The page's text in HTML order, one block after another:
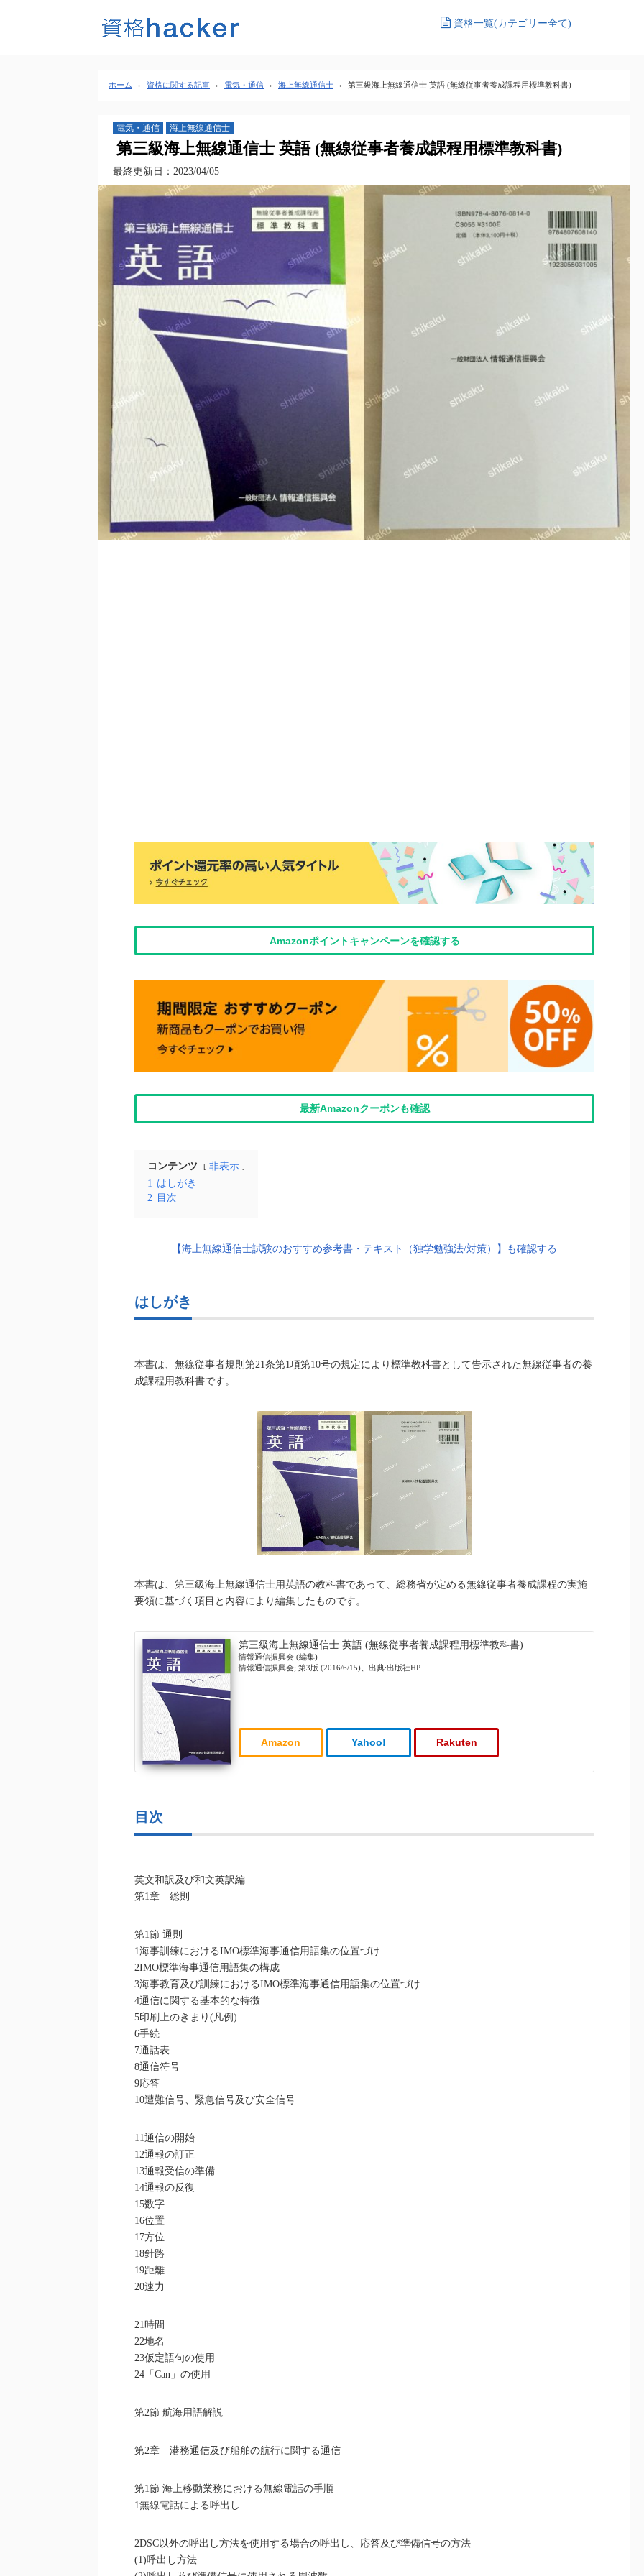
資格一覧(カテゴリー全て)
ホーム › 資格に関する記事 › 電気・通信 › 海上無線通信士 › 第三級海上無線通信士 英語 (無線従事者養成課程用標準教科書)
電気・通信 海上無線通信士
第三級海上無線通信士 英語 (無線従事者養成課程用標準教科書)
最終更新日：2023/04/05
Amazonポイントキャンペーンを確認する
最新Amazonクーポンも確認
コンテンツ
非表示
1
はしがき
2
目次
【海上無線通信士試験のおすすめ参考書・テキスト（独学勉強法/対策）】も確認する
はしがき
本書は、無線従事者規則第21条第1項第10号の規定により標準教科書として告示された無線従事者の養
成課程用教科書です。
本書は、第三級海上無線通信士用英語の教科書であって、総務省が定める無線従事者養成課程の実施
要領に基づく項目と内容により編集したものです。
第三級海上無線通信士 英語 (無線従事者養成課程用標準教科書)
情報通信振興会 (編集)
情報通信振興会; 第3版 (2016/6/15)、出典:出版社HP
Amazon Yahoo! Rakuten
目次
英文和訳及び和文英訳編
第1章 総則
第1節 通則
1海事訓練におけるIMO標準海事通信用語集の位置づけ
2IMO標準海事通信用語集の構成
3海事教育及び訓練におけるIMO標準海事通信用語集の位置づけ
4通信に関する基本的な特徴
5印刷上のきまり(凡例)
6手続
7通話表
8通信符号
9応答
10遭難信号、緊急信号及び安全信号
11通信の開始
12通報の訂正
13通報受信の準備
14通報の反復
15数字
16位置
17方位
18針路
19距離
20速力
21時間
22地名
23仮定語句の使用
24「Can」の使用
第2節 航海用語解説
第2章 港務通信及び船舶の航行に関する通信
第1節 海上移動業務における無線電話の手順
1無線電話による呼出し
2DSC以外の呼出し方法を使用する場合の呼出し、応答及び準備信号の方法
(1)呼出し方法